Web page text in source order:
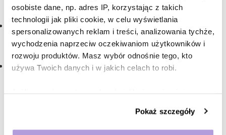
osobiste dane, np. adres IP, korzystając z takich
technologii jak pliki cookie, w celu wyświetlania
spersonalizowanych reklam i treści, analizowania tychże,
wychodzenia naprzeciw oczekiwaniom użytkowników i
rozwoju produktów. Masz wybór odnośnie tego, kto
używa Twoich danych i w jakich celach to robi.
geograficznej z dokładnością nawet do kilku metrów
Identyfikować Twoje urządzenie, aktywnie
Pokaż szczegóły
Jak poprawnie wgrać zdjęcia dowodu osobistego?
21.04.2026 Karta kredytowa
Jak rozmawiać o finansach w związku?